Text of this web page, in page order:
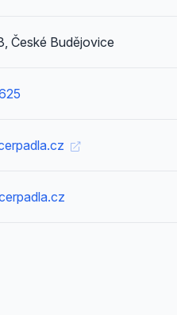
České Budějovice